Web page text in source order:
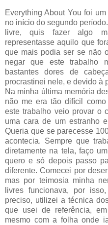
Everything About You foi
no início do segundo
livre, quis fazer algo
representasse aquilo que
que mais podia ser se não
negar que este trabalho
bastantes dores de
procrastinei nele, e devido à
Na minha última memória
não me era tão difícil
este trabalho veio provar o
uma cara de um estranho
Queria que se parecesse
acontecia. Sempre que
diretamente na tela, faço
quero e só depois passo
diferente. Comecei por
mas por teimosia minha
livres funcionava, por
preciso, utilizei a técnica
que usei de referência,
mesmo com a folha onde